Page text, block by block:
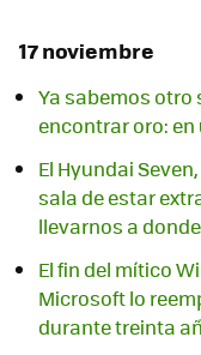
17 noviembre
Ya sabemos
encontrar oro:
El Hyundai
sala de estar
llevarnos a
El fin del mítico
Microsoft lo
durante treinta